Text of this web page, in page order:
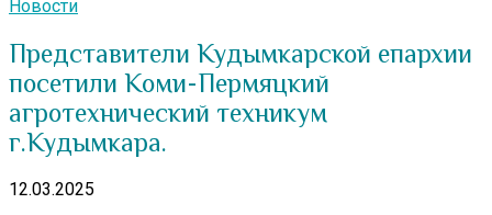
Новости
Представители Кудымкарской епархии
посетили Коми-Пермяцкий
агротехнический техникум
г.Кудымкара.
12.03.2025